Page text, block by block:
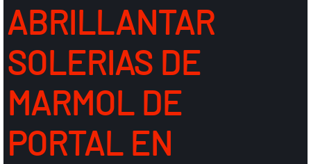
ABRILLANTAR
SOLERIAS DE
MARMOL DE
PORTAL EN